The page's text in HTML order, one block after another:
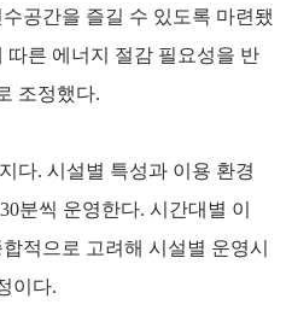
공간을 즐길 수 있도록 마련됐
따른 에너지 절감 필요성을 반
조정했다.
다. 시설별 특성과 이용 환경
분씩 운영한다. 시간대별 이
적으로 고려해 시설별 운영시
이다.